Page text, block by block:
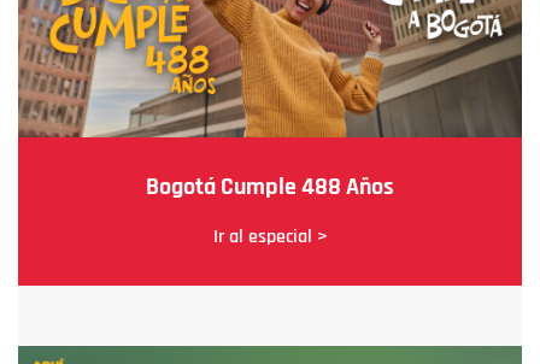
Bogotá Cumple 488 Años
Ir al especial >